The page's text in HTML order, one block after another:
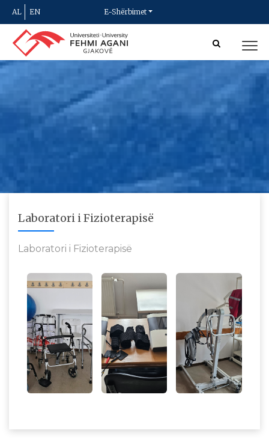
AL EN E-Shërbimet
Laboratori i Fizioterapisë
Laboratori i Fizioterapisë